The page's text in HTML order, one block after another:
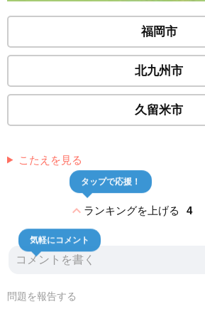
福岡市
北九州市
久留米市
こたえを見る
expand_lessランキングを上げる 4
タップで応援！
気軽にコメント
問題を報告する